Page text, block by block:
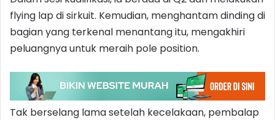
flying lap di sirkuit. Kemudian, menghantam dinding di
bagian yang terkenal menantang itu, mengakhiri
peluangnya untuk meraih pole position.
Tak berselang lama setelah kecelakaan, pembalap